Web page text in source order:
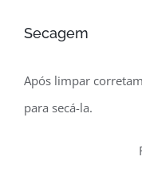
Secagem
Após limpar
para secá-la.